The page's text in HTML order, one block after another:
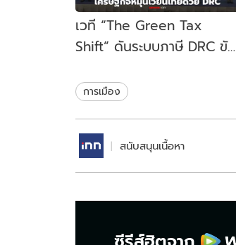
เวที “The Green Tax
Shift” ดันระบบภาษี DRC ขับ
ไทย
การเมือง
สนับสนุนเนื้อหา